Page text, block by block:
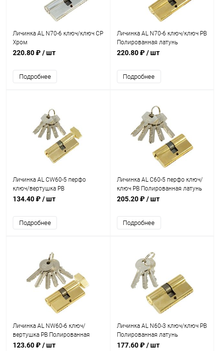
Личинка AL N70-6 ключ/ключ CP
Хром
220.80 ₽/ шт
Подробнее
Личинка AL N70-6 ключ/ключ PB
Полированная латунь
220.80 ₽/ шт
Подробнее
Личинка AL CW60-5 перфо
ключ/вертушка PB
Полированная латунь
134.40 ₽/ шт
Подробнее
Личинка AL C60-5 перфо ключ/
ключ PB Полированная латунь
205.20 ₽/ шт
Подробнее
Личинка AL NW60-6 ключ/
вертушка PB Полированная
латунь
123.60 ₽/ шт
Личинка AL N60-3 ключ/ключ PB
Полированная латунь
177.60 ₽/ шт